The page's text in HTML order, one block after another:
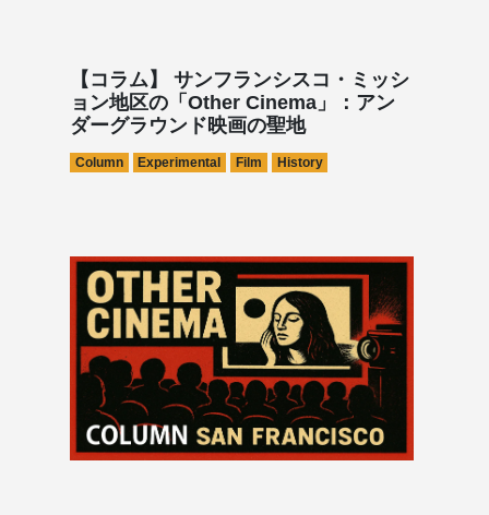
【コラム】 サンフランシスコ・ミッシ
ョン地区の「Other Cinema」：アン
ダーグラウンド映画の聖地
Column Experimental Film History